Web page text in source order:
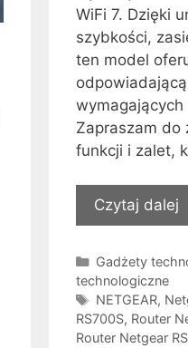
WiFi 7. Dzięki
szybkości,
ten model
Zapraszam do
funkcji i zalet,
Czytaj dalej
Kategorie
Gadżety
technologiczne
Tagi
NETGEAR,
RS700S, Router
Router Netgear